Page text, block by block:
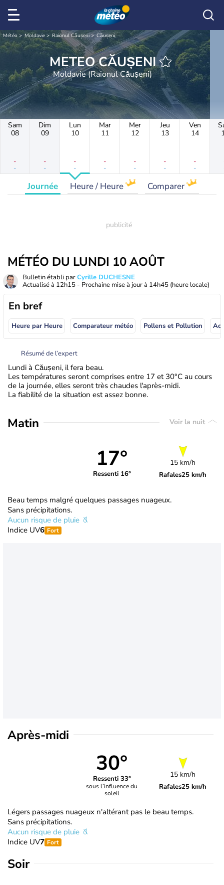
Météo Moldavie Raionul Căușeni Căușeni
METEO CĂUȘENI
Moldavie (Raionul Căușeni)
Sam
08
-
-
Dim
09
-
-
Lun
10
-
-
Mar
11
-
-
Mer
12
-
-
Jeu
13
-
-
Ven
14
-
-
Journée Heure / Heure Comparer
MÉTÉO DU LUNDI 10 AOÛT
Bulletin établi parCyrille DUCHESNE
Actualisé à 12h15 - Prochaine mise à jour à 14h45 (heure locale)
En bref
Heure par Heure Comparateur météo Pollens et Pollution
Résumé de l’expert
Lundi à Căușeni, il fera beau.
Les températures seront comprises entre 17 et 30°C au cours
de la journée, elles seront très chaudes l'après-midi.
La fiabilité de la situation est assez bonne.
Matin Voir la nuit
17°
Ressenti 16°
15 km/h
Rafales25 km/h
Beau temps malgré quelques passages nuageux.
Sans précipitations.
Aucun risque de pluie
Indice UV6 Fort
Après-midi
30°
Ressenti 33°
sous l’influence du
soleil
15 km/h
Rafales25 km/h
Légers passages nuageux n'altérant pas le beau temps.
Sans précipitations.
Aucun risque de pluie
Indice UV7 Fort
Soir